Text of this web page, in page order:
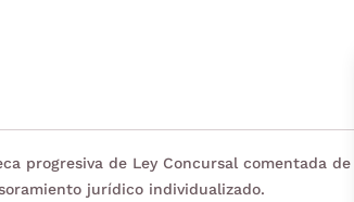
progresiva de Ley Concursal comentada de
jurídico individualizado.